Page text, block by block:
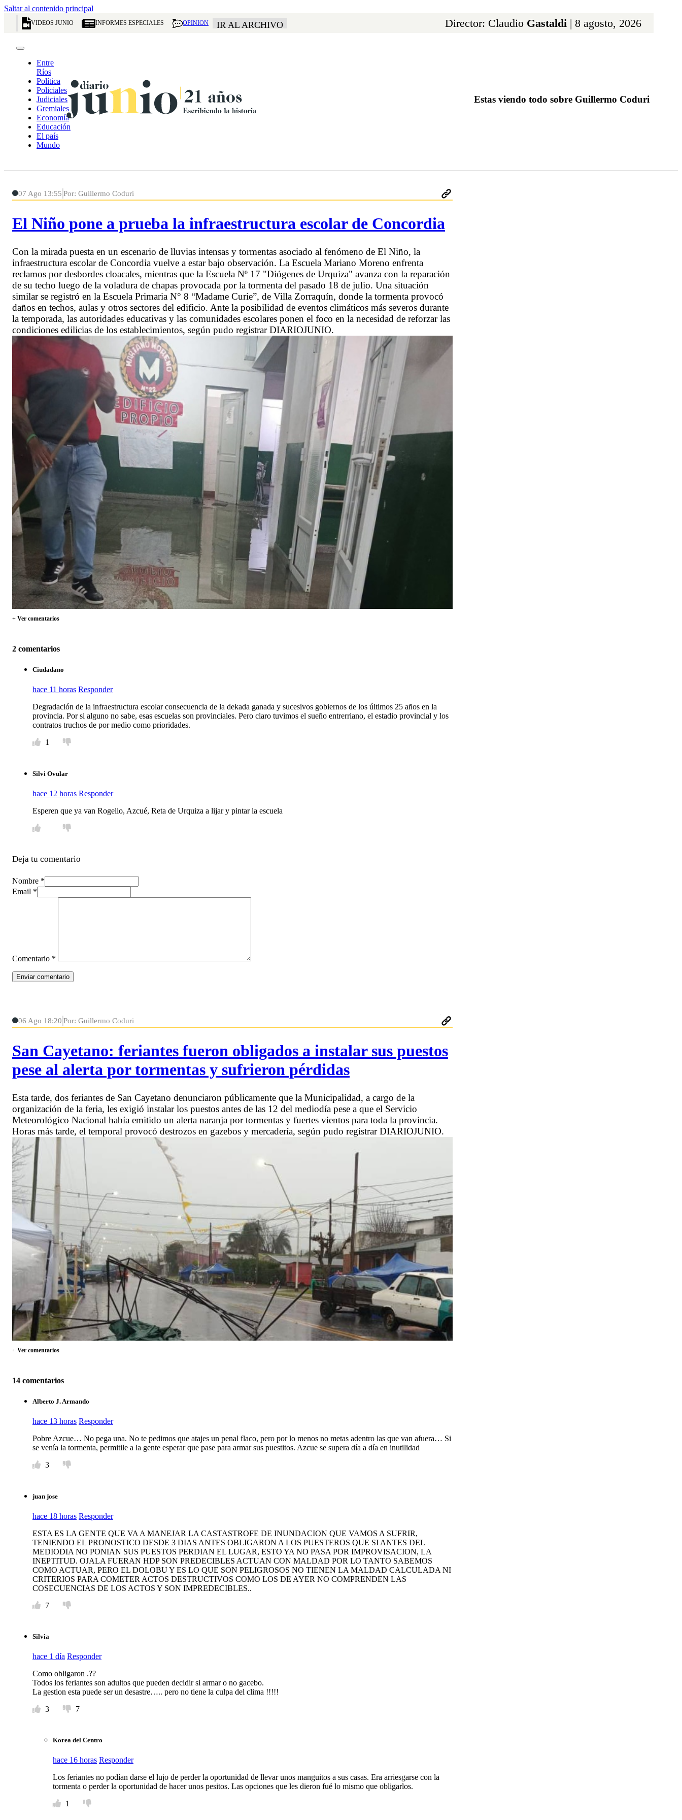
Saltar al contenido principal
VIDEOS JUNIO INFORMES ESPECIALES OPINION IR AL ARCHIVO Director: Claudio Gastaldi | 8 agosto, 2026
Entre
Ríos
Política
Policiales
Judiciales
Gremiales
Economía
Educación
El país
Mundo
Estas viendo todo sobre Guillermo Coduri
07 Ago 13:55 Por: Guillermo Coduri
El Niño pone a prueba la infraestructura escolar de Concordia
Con la mirada puesta en un escenario de lluvias intensas y tormentas asociado al fenómeno de El Niño, la
infraestructura escolar de Concordia vuelve a estar bajo observación. La Escuela Mariano Moreno enfrenta
reclamos por desbordes cloacales, mientras que la Escuela Nº 17 "Diógenes de Urquiza" avanza con la reparación
de su techo luego de la voladura de chapas provocada por la tormenta del pasado 18 de julio. Una situación
similar se registró en la Escuela Primaria N° 8 “Madame Curie”, de Villa Zorraquín, donde la tormenta provocó
daños en techos, aulas y otros sectores del edificio. Ante la posibilidad de eventos climáticos más severos durante
la temporada, las autoridades educativas y las comunidades escolares ponen el foco en la necesidad de reforzar las
condiciones edilicias de los establecimientos, según pudo registrar DIARIOJUNIO.
+ Ver comentarios
2 comentarios
Ciudadano
hace 11 horas Responder
Degradación de la infraestructura escolar consecuencia de la dekada ganada y sucesivos gobiernos de los últimos 25 años en la
provincia. Por si alguno no sabe, esas escuelas son provinciales. Pero claro tuvimos el sueño entrerriano, el estadio provincial y los
contratos truchos de por medio como prioridades.
1
Silvi Ovular
hace 12 horas Responder
Esperen que ya van Rogelio, Azcué, Reta de Urquiza a lijar y pintar la escuela
Deja tu comentario
Nombre *
Email *
Comentario *
06 Ago 18:20 Por: Guillermo Coduri
San Cayetano: feriantes fueron obligados a instalar sus puestos
pese al alerta por tormentas y sufrieron pérdidas
Esta tarde, dos feriantes de San Cayetano denunciaron públicamente que la Municipalidad, a cargo de la
organización de la feria, les exigió instalar los puestos antes de las 12 del mediodía pese a que el Servicio
Meteorológico Nacional había emitido un alerta naranja por tormentas y fuertes vientos para toda la provincia.
Horas más tarde, el temporal provocó destrozos en gazebos y mercadería, según pudo registrar DIARIOJUNIO.
+ Ver comentarios
14 comentarios
Alberto J. Armando
hace 13 horas Responder
Pobre Azcue… No pega una. No te pedimos que atajes un penal flaco, pero por lo menos no metas adentro las que van afuera… Si
se venía la tormenta, permitile a la gente esperar que pase para armar sus puestitos. Azcue se supera día a día en inutilidad
3
juan jose
hace 18 horas Responder
ESTA ES LA GENTE QUE VA A MANEJAR LA CASTASTROFE DE INUNDACION QUE VAMOS A SUFRIR,
TENIENDO EL PRONOSTICO DESDE 3 DIAS ANTES OBLIGARON A LOS PUESTEROS QUE SI ANTES DEL
MEDIODIA NO PONIAN SUS PUESTOS PERDIAN EL LUGAR, ESTO YA NO PASA POR IMPROVISACION, LA
INEPTITUD. OJALA FUERAN HDP SON PREDECIBLES ACTUAN CON MALDAD POR LO TANTO SABEMOS
COMO ACTUAR, PERO EL DOLOBU Y ES LO QUE SON PELIGROSOS NO TIENEN LA MALDAD CALCULADA NI
CRITERIOS PARA COMETER ACTOS DESTRUCTIVOS COMO LOS DE AYER NO COMPRENDEN LAS
COSECUENCIAS DE LOS ACTOS Y SON IMPREDECIBLES..
7
Silvia
hace 1 día Responder
Como obligaron .??
Todos los feriantes son adultos que pueden decidir si armar o no gacebo.
La gestion esta puede ser un desastre….. pero no tiene la culpa del clima !!!!!
3
7
Korea del Centro
hace 16 horas Responder
Los feriantes no podían darse el lujo de perder la oportunidad de llevar unos manguitos a sus casas. Era arriesgarse con la
tormenta o perder la oportunidad de hacer unos pesitos. Las opciones que les dieron fué lo mismo que obligarlos.
1